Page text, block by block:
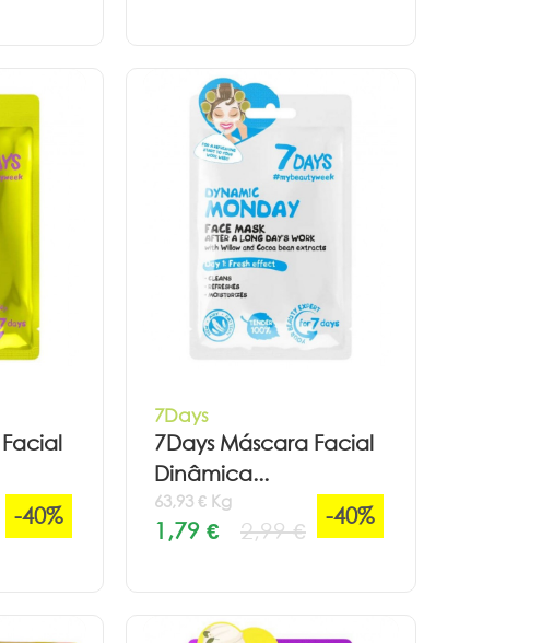
-40%
7Days
7Days Máscara Facial
Dinâmica...
63,93 € Kg
1,79 € 2,99 €
-40%